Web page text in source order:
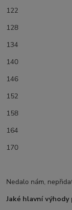
122
128
134
140
146
152
158
164
170
Nedalo nám,
Jaké hlavní